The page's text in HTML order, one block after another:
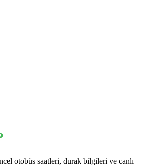
otobüs saatleri, durak bilgileri ve canlı